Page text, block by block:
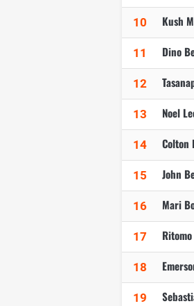
10 Kush
11 Dino
12
13 Noel
14 Colton
15 John
16 Mari
17
18
19